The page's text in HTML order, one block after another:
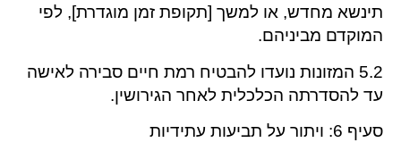
תינשא מחדש, או למשך [תקופת זמן מוגדרת], לפי
המוקדם מביניהם.
5.2 המזונות נועדו להבטיח רמת חיים סבירה לאישה
עד להסדרתה הכלכלית לאחר הגירושין.
סעיף 6: ויתור על תביעות עתידיות